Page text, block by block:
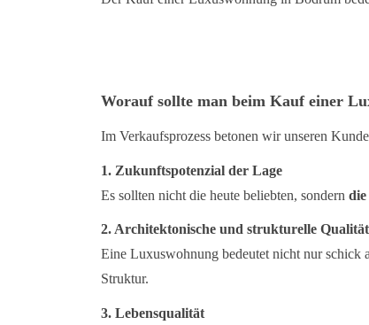
Worauf sollte man beim Kauf einer
Im Verkaufsprozess betonen wir unseren
1. Zukunftspotenzial der Lage
Es sollten nicht die heute beliebten, sondern
2. Architektonische und strukturelle
Eine Luxuswohnung bedeutet nicht nur schick
Struktur.
3. Lebensqualität